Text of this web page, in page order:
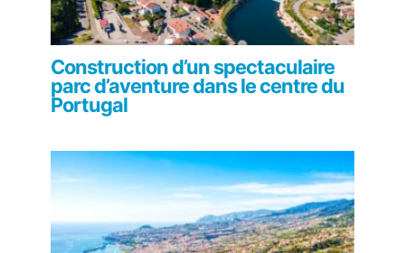
Construction d’un spectaculaire
parc d’aventure dans le centre du
Portugal